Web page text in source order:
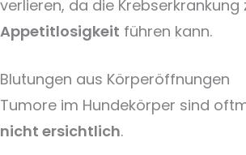
verlieren, da die Krebserkrankung
Appetitlosigkeit führen kann.
Blutungen aus Körperöffnungen
Tumore im Hundekörper sind
nicht ersichtlich.